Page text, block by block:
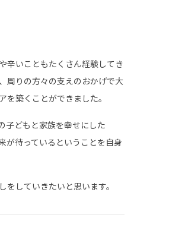
辛いこともたくさん経験してき
周りの方々の支えのおかげで大
築くことができました。
子どもと家族を幸せにした
が待っているということを自身
していきたいと思います。